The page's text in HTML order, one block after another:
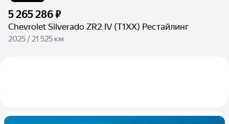
5 265 286 ₽
Chevrolet Silverado ZR2 IV (T1XX) Рестайлинг
2025 / 21 525 км